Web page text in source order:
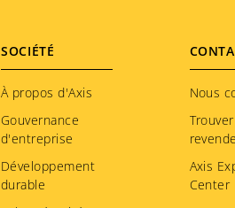
Footer
menu
SOCIÉTÉ
À propos d'Axis
Gouvernance
d'entreprise
Développement
durable
Nous
Axis
Center